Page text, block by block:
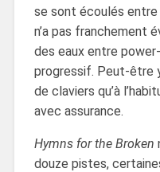
se sont écoulés entre
n’a pas franchement
des eaux entre
progressif. Peut-être
de claviers qu’à
avec assurance.
Hymns for the Broken
douze pistes,